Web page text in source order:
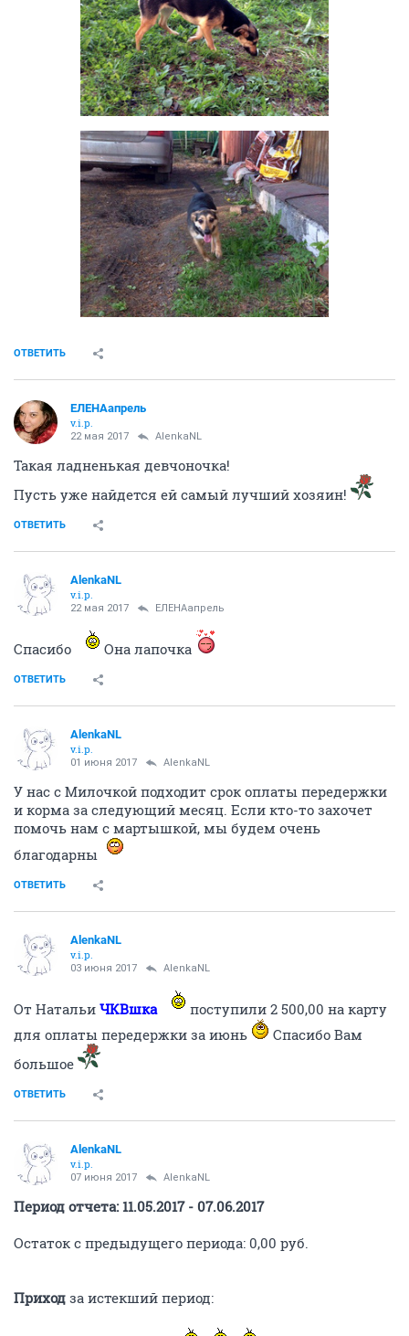
ОТВЕТИТЬ
ЕЛЕНАапрель
v.i.p.
22 мая 2017 AlenkaNL
Такая ладненькая девчоночка!
Пусть уже найдется ей самый лучший хозяин!
ОТВЕТИТЬ
AlenkaNL
v.i.p.
22 мая 2017 ЕЛЕНАапрель
Спасибо Она лапочка
ОТВЕТИТЬ
AlenkaNL
v.i.p.
01 июня 2017 AlenkaNL
У нас с Милочкой подходит срок оплаты передержки
и корма за следующий месяц. Если кто-то захочет
помочь нам с мартышкой, мы будем очень
благодарны
ОТВЕТИТЬ
AlenkaNL
v.i.p.
03 июня 2017 AlenkaNL
От Натальи ЧКВшка
поступили 2 500,00 на карту
для оплаты передержки за июнь
Спасибо Вам
большое
ОТВЕТИТЬ
AlenkaNL
v.i.p.
07 июня 2017 AlenkaNL
Период отчета: 11.05.2017 - 07.06.2017
Остаток с предыдущего периода: 0,00 руб.
Приход за истекший период: